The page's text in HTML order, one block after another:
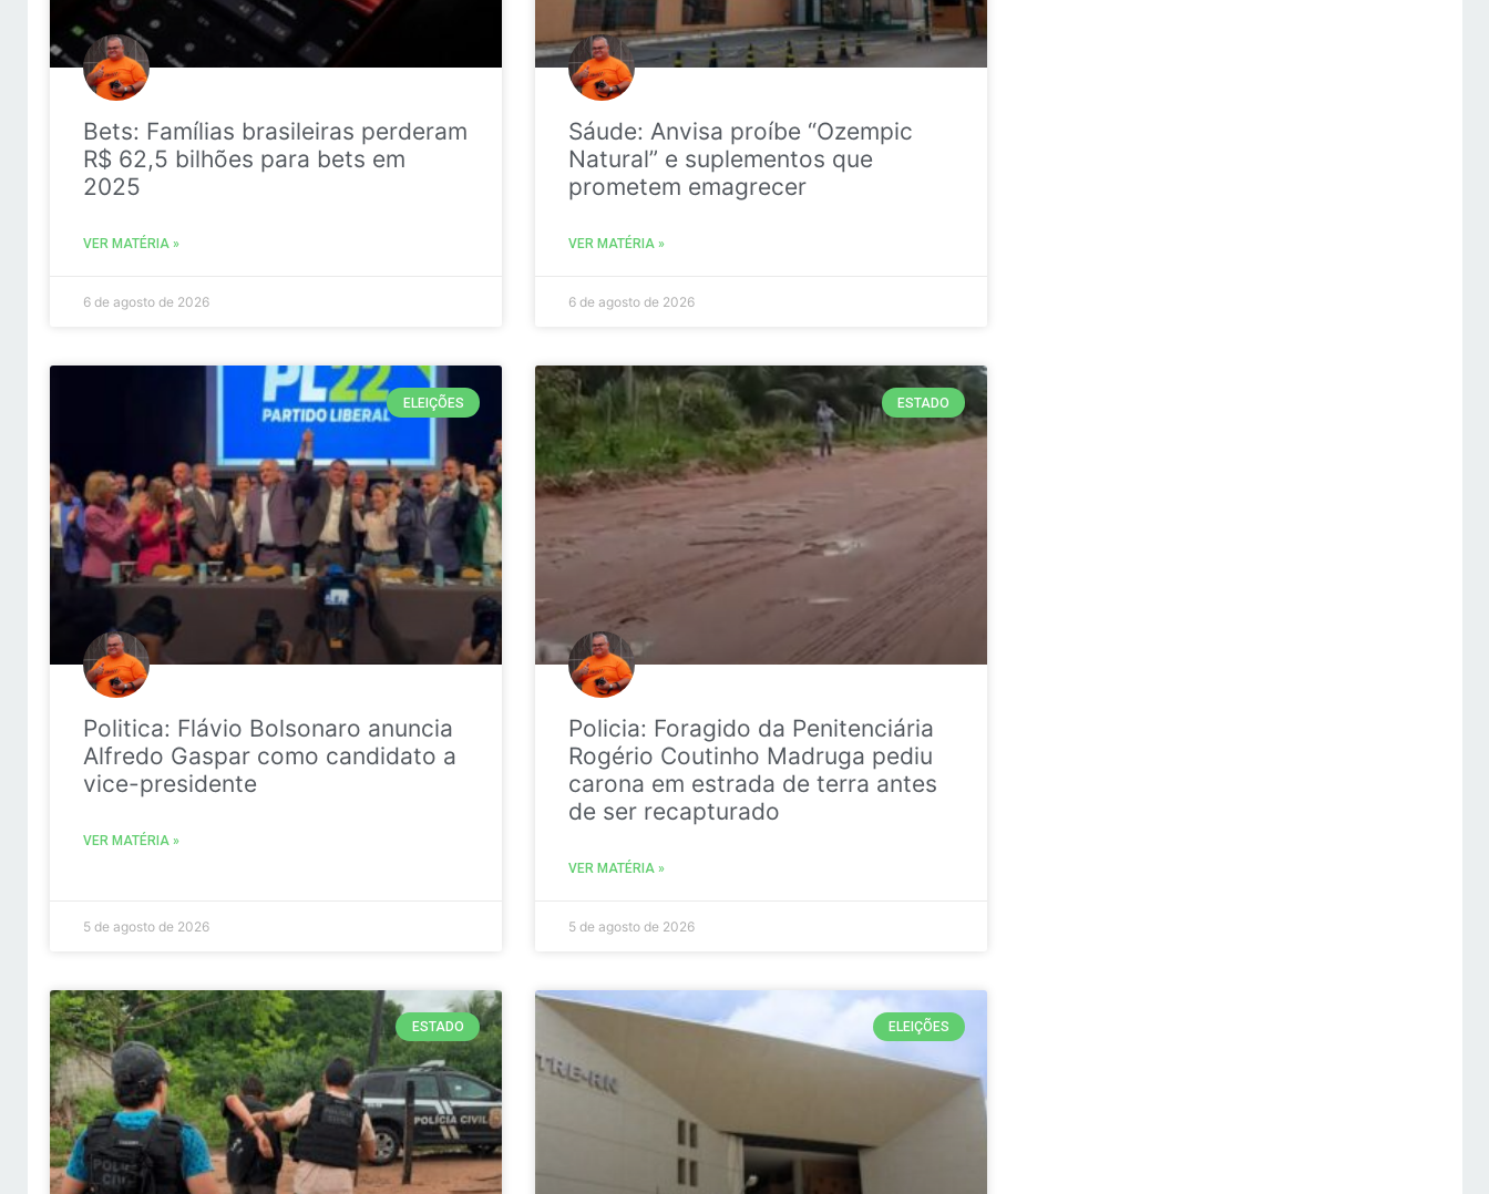
Bets: Famílias brasileiras perderam
R$ 62,5 bilhões para bets em
2025
VER MATÉRIA »
6 de agosto de 2026
Sáude: Anvisa proíbe “Ozempic
Natural” e suplementos que
prometem emagrecer
VER MATÉRIA »
6 de agosto de 2026
ELEIÇÕES
Politica: Flávio Bolsonaro anuncia
Alfredo Gaspar como candidato a
vice-presidente
VER MATÉRIA »
5 de agosto de 2026
ESTADO
Policia: Foragido da Penitenciária
Rogério Coutinho Madruga pediu
carona em estrada de terra antes
de ser recapturado
VER MATÉRIA »
5 de agosto de 2026
ESTADO ELEIÇÕES